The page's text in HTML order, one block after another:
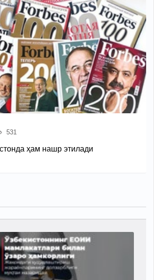
531
ҳам нашр этилади